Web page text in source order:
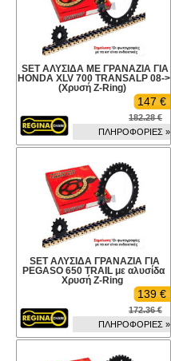
SET ΑΛΥΣΙΔΑ ΜΕ ΓΡΑΝΑΖΙΑ ΓΙΑ
HONDA XLV 700 TRANSALP 08->
(Χρυσή Z-Ring)
147 €
182.28 €
ΠΛΗΡΟΦΟΡΙΕΣ »
SET ΑΛΥΣΙΔΑ ΓΡΑΝΑΖΙΑ ΓΙΑ
PEGASO 650 TRAIL με αλυσίδα
Χρυσή Z-Ring
139 €
172.36 €
ΠΛΗΡΟΦΟΡΙΕΣ »